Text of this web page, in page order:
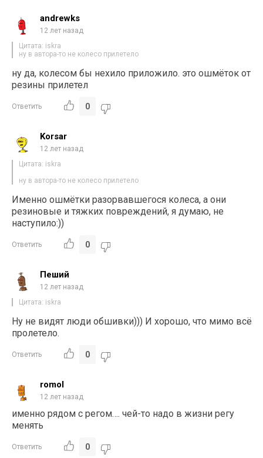
andrewks
12 лет назад
Цитата: iskra
ну в автора-то не колесо прилетело
ну да, колесом бы нехило приложило. это ошмёток от
резины прилетел
Ответить 0
Korsar
12 лет назад
Цитата: iskra
ну в автора-то не колесо прилетело
Именно ошмётки разорвавшегося колеса, а они
резиновые и тяжких повреждений, я думаю, не
наступило:))
Ответить 0
Пеший
12 лет назад
Цитата: iskra
Ну не видят люди обшивки))) И хорошо, что мимо всё
пролетело.
Ответить 0
romol
12 лет назад
именно рядом с регом…. чей-то надо в жизни регу
менять
Ответить 0